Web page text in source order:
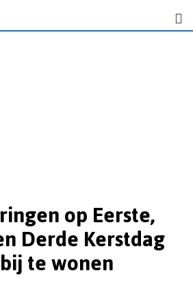
op Eerste,
Derde Kerstdag
te wonen